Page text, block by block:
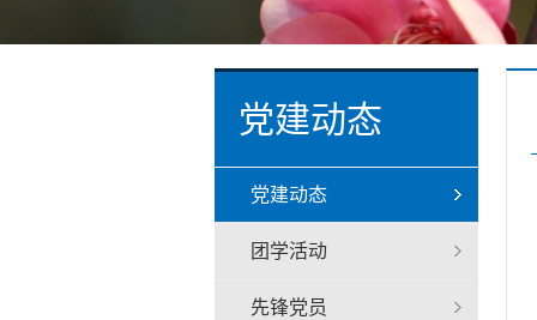
党建动态
党建动态
团学活动
先锋党员